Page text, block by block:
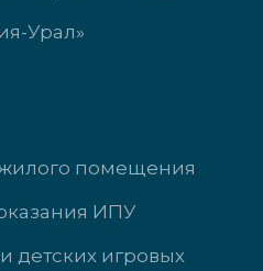
Урал»
помещения
ИПУ
детских игровых